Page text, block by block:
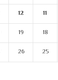
11
12
18
19
25
26